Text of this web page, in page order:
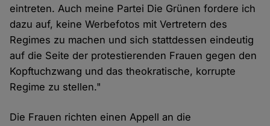
eintreten. Auch meine Partei Die Grünen fordere ich
dazu auf, keine Werbefotos mit Vertretern des
Regimes zu machen und sich stattdessen eindeutig
auf die Seite der protestierenden Frauen gegen den
Kopftuchzwang und das theokratische, korrupte
Regime zu stellen."
Die Frauen richten einen Appell an die